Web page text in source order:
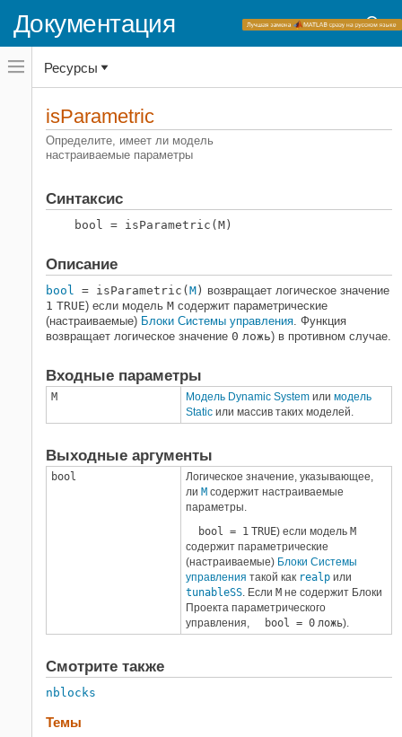
Документация
Переключатель
навигационного
меню
переключатель
навигационного
Control System Toolbox
Модели динамической системы
Атрибуты моделей
isParametric
Синтаксис
Описание
Входные параметры
Выходные аргументы
Ресурсы
isParametric
Определите, имеет ли модель
настраиваемые параметры
Синтаксис
bool = isParametric(M)
Описание
bool = isParametric( M ) возвращает логическое значение
1 TRUE) если модель M содержит параметрические
(настраиваемые) Блоки Системы управления. Функция
возвращает логическое значение 0 ложь) в противном случае.
Входные параметры
M Модель Dynamic System или модель
Static или массив таких моделей.
Выходные аргументы
bool
Логическое значение, указывающее,
ли M содержит настраиваемые
параметры.
bool = 1 TRUE) если модель M
содержит параметрические
(настраиваемые) Блоки Системы
управления такой как realp или
tunableSS. Если M не содержит Блоки
Проекта параметрического
управления,
bool = 0 ложь).
Смотрите также
nblocks
Темы